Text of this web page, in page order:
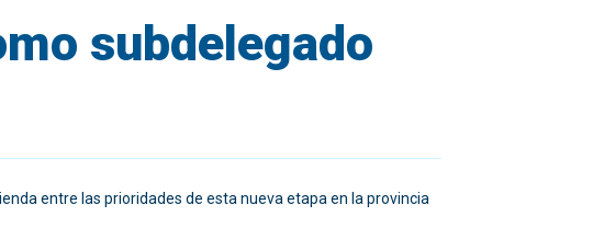
subdelegado
entre las prioridades de esta nueva etapa en la provincia